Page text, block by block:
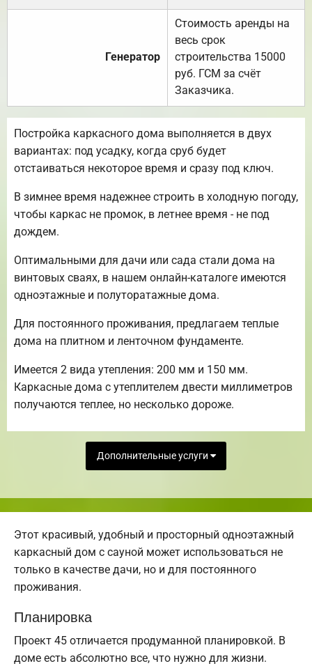
Генератор
Стоимость аренды на
весь срок
строительства 15000
руб. ГСМ за счёт
Заказчика.
Постройка каркасного дома выполняется в двух
вариантах: под усадку, когда сруб будет
отстаиваться некоторое время и сразу под ключ.
В зимнее время надежнее строить в холодную погоду,
чтобы каркас не промок, в летнее время - не под
дождем.
Оптимальными для дачи или сада стали дома на
винтовых сваях, в нашем онлайн-каталоге имеются
одноэтажные и полуторатажные дома.
Для постоянного проживания, предлагаем теплые
дома на плитном и ленточном фундаменте.
Имеется 2 вида утепления: 200 мм и 150 мм.
Каркасные дома с утеплителем двести миллиметров
получаются теплее, но несколько дороже.
Дополнительные услуги
Этот красивый, удобный и просторный одноэтажный
каркасный дом с сауной может использоваться не
только в качестве дачи, но и для постоянного
проживания.
Планировка
Проект 45 отличается продуманной планировкой. В
доме есть абсолютно все, что нужно для жизни.